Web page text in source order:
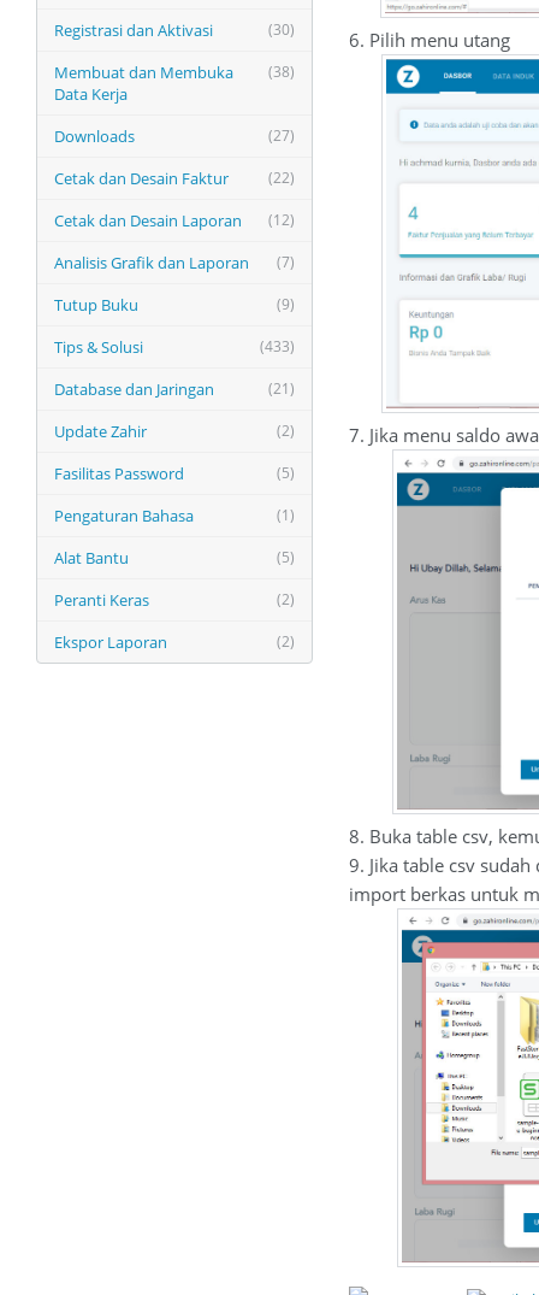
(30)
Registrasi dan Aktivasi
(38)
Membuat dan Membuka
Data Kerja
(27)
Downloads
(22)
Cetak dan Desain Faktur
(12)
Cetak dan Desain Laporan
(7)
Analisis Grafik dan Laporan
(9)
Tutup Buku
(433)
Tips & Solusi
(21)
Database dan Jaringan
(2)
Update Zahir
(5)
Fasilitas Password
(1)
Pengaturan Bahasa
(5)
Alat Bantu
(2)
Peranti Keras
(2)
Ekspor Laporan
6. Pilih menu utang
7. Jika menu saldo
8. Buka table csv,
9. Jika table csv
import berkas untuk